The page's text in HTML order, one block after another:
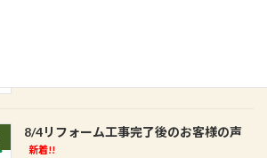
8/4リフォーム工事完了後のお客様の声
新着!!